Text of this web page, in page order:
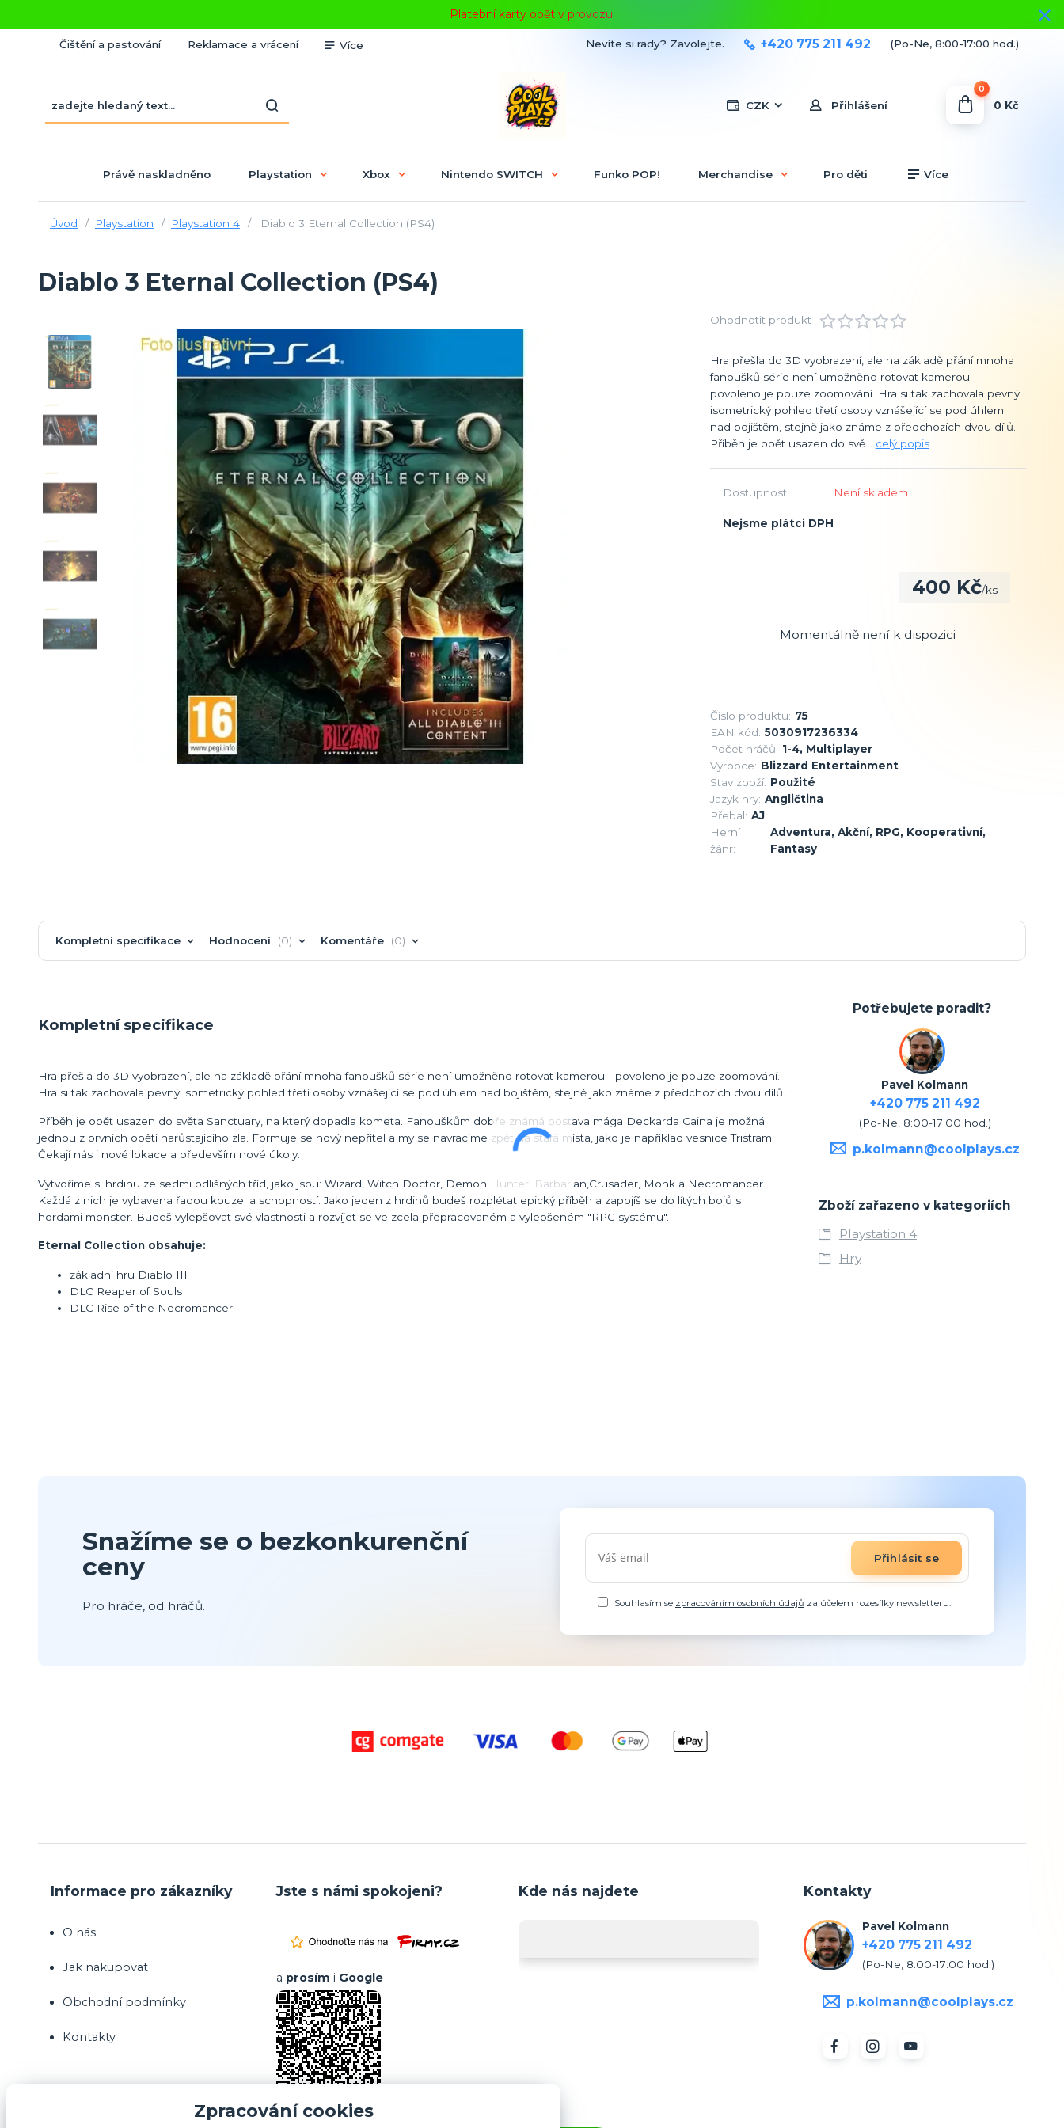
Platební karty opět v provozu!
Čištění a pastování Reklamace a vrácení Více
CZK Přihlášení
Nevíte si rady? Zavolejte. +420 775 211 492 (Po-Ne, 8:00-17:00 hod.)
0
0 Kč
Právě naskladněno Playstation Xbox Nintendo SWITCH Funko POP! Merchandise Pro děti Více
Úvod Playstation Playstation 4 Diablo 3 Eternal Collection (PS4)
Diablo 3 Eternal Collection (PS4)
Ohodnotit produkt
Hra přešla do 3D vyobrazení, ale na základě přání mnoha
fanoušků série není umožněno rotovat kamerou -
povoleno je pouze zoomování. Hra si tak zachovala pevný
isometrický pohled třetí osoby vznášející se pod úhlem
nad bojištěm, stejně jako známe z předchozích dvou dílů.
Příběh je opět usazen do svě... celý popis
Dostupnost Není skladem
Nejsme plátci DPH
400 Kč/ks
Momentálně není k dispozici
Číslo produktu: 75
EAN kód: 5030917236334
Počet hráčů: 1-4, Multiplayer
Výrobce: Blizzard Entertainment
Stav zboží: Použité
Jazyk hry: Angličtina
Přebal: AJ
Herní
žánr:
Adventura, Akční, RPG, Kooperativní,
Fantasy
Kompletní specifikace Hodnocení 0 Komentáře 0
Kompletní specifikace
Hra přešla do 3D vyobrazení, ale na základě přání mnoha fanoušků série není umožněno rotovat kamerou - povoleno je pouze zoomování.
Hra si tak zachovala pevný isometrický pohled třetí osoby vznášející se pod úhlem nad bojištěm, stejně jako známe z předchozích dvou dílů.
Příběh je opět usazen do světa Sanctuary, na který dopadla kometa. Fanouškům dobře známá postava mága Deckarda Caina je možná
jednou z prvních obětí narůstajícího zla. Formuje se nový nepřítel a my se navracíme zpět na stará místa, jako je například vesnice Tristram.
Čekají nás i nové lokace a především nové úkoly.
Vytvoříme si hrdinu ze sedmi odlišných tříd, jako jsou: Wizard, Witch Doctor, Demon Hunter, Barbarian,Crusader, Monk a Necromancer.
Každá z nich je vybavena řadou kouzel a schopností. Jako jeden z hrdinů budeš rozplétat epický příběh a zapojíš se do lítých bojů s
hordami monster. Budeš vylepšovat své vlastnosti a rozvíjet se ve zcela přepracovaném a vylepšeném "RPG systému".
Eternal Collection obsahuje:
základní hru Diablo III
DLC Reaper of Souls
DLC Rise of the Necromancer
Potřebujete poradit?
Pavel Kolmann
+420 775 211 492
(Po-Ne, 8:00-17:00 hod.)
p.kolmann@coolplays.cz
Zboží zařazeno v kategoriích
Playstation 4
Hry
Snažíme se o bezkonkurenční
ceny
Pro hráče, od hráčů.
Přihlásit se
Souhlasím se zpracováním osobních údajů za účelem rozesílky newsletteru.
Informace pro zákazníky
O nás
Jak nakupovat
Obchodní podmínky
Kontakty
Jste s námi spokojeni?
a prosím i Google
Kde nás najdete Kontakty
Pavel Kolmann
+420 775 211 492
(Po-Ne, 8:00-17:00 hod.)
p.kolmann@coolplays.cz
Zpracování cookies